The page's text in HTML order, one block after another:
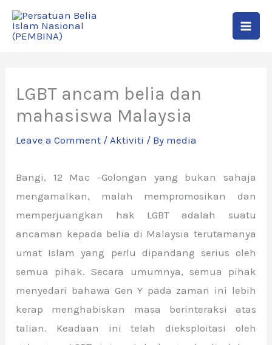
Skip
LGBT ancam belia dan
mahasiswa Malaysia
Leave a Comment /Aktiviti / By media
Bangi, 12 Mac -Golongan yang bukan sahaja
mengamalkan, malah mempromosikan dan
memperjuangkan hak LGBT adalah suatu
ancaman kepada belia di Malaysia terutamanya
umat Islam yang perlu dipandang serius oleh
semua pihak. Secara umumnya, semua pihak
menyedari bahawa Gen Y pada zaman ini lebih
kerap menghabiskan masa berinteraksi atas
talian. Keadaan ini telah dieksploitasi oleh